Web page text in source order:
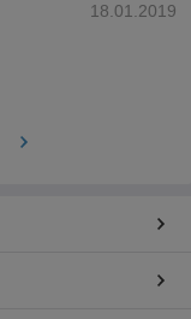
18.01.2019